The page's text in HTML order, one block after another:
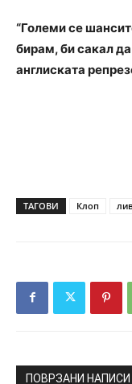
“Големи се
бирам, би сакал
англиската
ТАГОВИ Клоп
ПОВРЗАНИ НАПИСИ